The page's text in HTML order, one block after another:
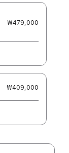
₩479,000
₩409,000